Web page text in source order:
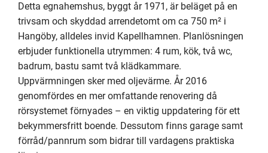
Detta egnahemshus, byggt år 1971, är beläget på en
trivsam och skyddad arrendetomt om ca 750 m² i
Hangöby, alldeles invid Kapellhamnen. Planlösningen
erbjuder funktionella utrymmen: 4 rum, kök, två wc,
badrum, bastu samt två klädkammare.
Uppvärmningen sker med oljevärme. År 2016
genomfördes en mer omfattande renovering då
rörsystemet förnyades – en viktig uppdatering för ett
bekymmersfritt boende. Dessutom finns garage samt
förråd/pannrum som bidrar till vardagens praktiska